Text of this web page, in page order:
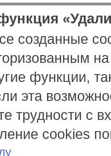
созданные
функции,
эта
трудности с
cookies